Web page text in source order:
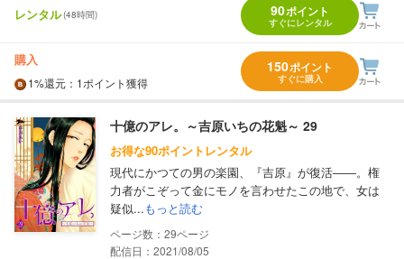
レンタル(48時間) 90ポイント
すぐにレンタル
購入
1%還元 ：1ポイント獲得
150ポイント
すぐに購入
十億のアレ。～吉原いちの花魁～ 29
お得な90ポイントレンタル
現代にかつての男の楽園、『吉原』が復活――。権
力者がこぞって金にモノを言わせたこの地で、女は
疑似...もっと読む
29
配信日：2021/08/05